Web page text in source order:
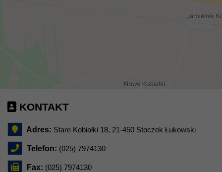
KONTAKT
Adres: Stare Kobiałki 18, 21-450 Stoczek Łukowski
Telefon: (025) 7974130
Fax: (025) 7974130